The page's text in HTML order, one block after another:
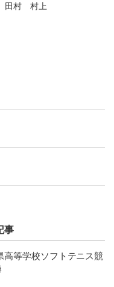
村 村上
事
等学校ソフトテニス競